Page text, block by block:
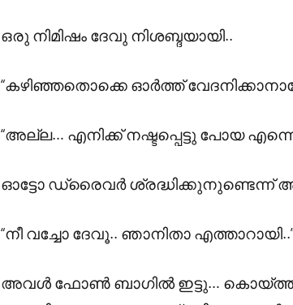
ഒരു നിമിഷം ദേവു നിശബ്ദയായി..
“കഴിഞ്ഞതൊക്കെ ഓർത്ത്
“അല്ല… എനിക്ക് നഷ്ടപ്പെട്ടു പോയ എന്നെ
ഓട്ടോ ഡ്രൈവർ ശ്രദ്ധിക്കുനുണ്ടെന്ന്
“നീ വച്ചോ ദേവൂ.. ഞാനിതാ
അവൾ ഫോൺ ബാഗിൽ ഇട്ടു… കൊയ്ത്തു